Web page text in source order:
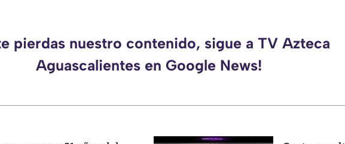
pierdas nuestro contenido, sigue a TV Azteca
Aguascalientes en Google News!